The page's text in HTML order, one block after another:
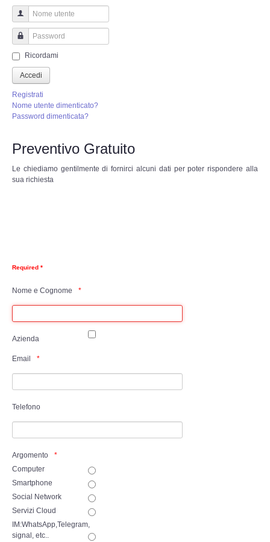
Perizia Truffa Banca e Online
Perizia Dash Cam
Perizia software spia
Perizia Controllo lavoratori
Perizia DVR
Perizia Data Breach
Indagini su computer
Indagini Smartphone,Tablet
Copia/Acquisizione Forense
Bonifiche Digitali
Forensics Readiness
Incident Response
Nome utente
Password
Ricordami
Accedi
Registrati
Nome utente dimenticato?
Password dimenticata?
Preventivo Gratuito
Le chiediamo gentilmente di fornirci alcuni dati per poter rispondere alla
sua richiesta
Required *
Nome e Cognome
Azienda
Email
Telefono
Argomento
Computer
Smartphone
Social Network
Servizi Cloud
IM:WhatsApp,Telegram,
signal, etc..